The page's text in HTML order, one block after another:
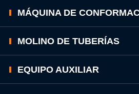
MÁQUINA DE
MOLINO DE TUBERÍAS
EQUIPO AUXILIAR